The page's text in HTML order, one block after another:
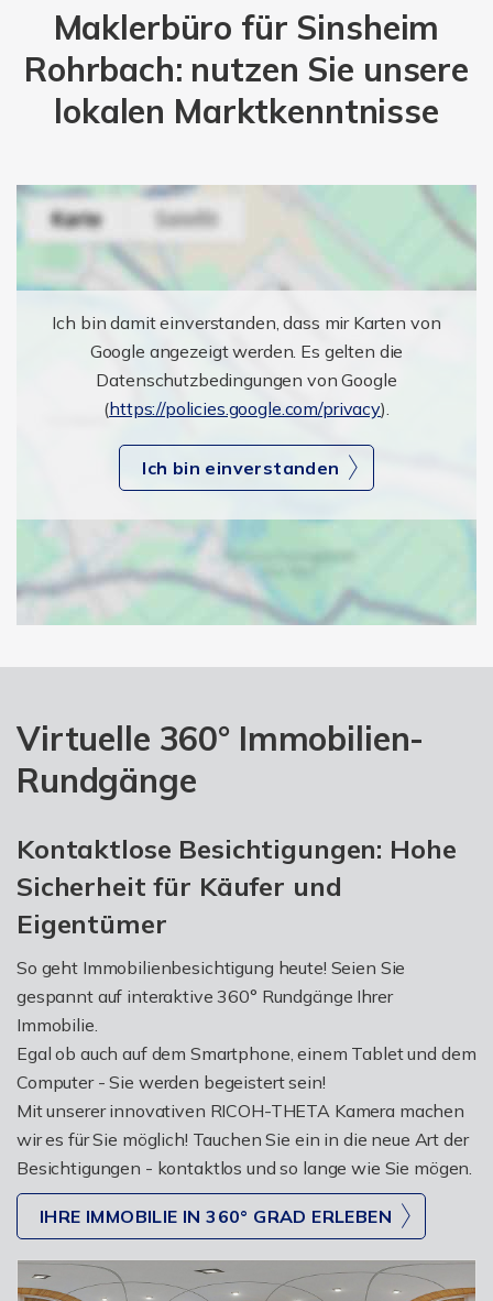
Maklerbüro für Sinsheim
Rohrbach: nutzen Sie unsere
lokalen Marktkenntnisse
Ich bin damit einverstanden, dass mir Karten von
Google angezeigt werden. Es gelten die
Datenschutzbedingungen von Google
(https://policies.google.com/privacy).
Ich bin einverstanden
Virtuelle 360° Immobilien-
Rundgänge
Kontaktlose Besichtigungen: Hohe
Sicherheit für Käufer und
Eigentümer
So geht Immobilienbesichtigung heute! Seien Sie
gespannt auf interaktive 360° Rundgänge Ihrer
Immobilie.
Egal ob auch auf dem Smartphone, einem Tablet und dem
Computer - Sie werden begeistert sein!
Mit unserer innovativen RICOH-THETA Kamera machen
wir es für Sie möglich! Tauchen Sie ein in die neue Art der
Besichtigungen - kontaktlos und so lange wie Sie mögen.
IHRE IMMOBILIE IN 360° GRAD ERLEBEN